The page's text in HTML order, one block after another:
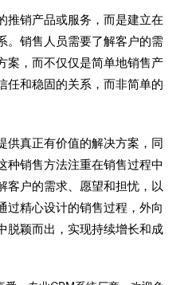
推销产品或服务，而是建立在
。销售人员需要了解客户的需
案，而不仅仅是简单地销售产
任和稳固的关系，而非简单的
供真正有价值的解决方案，同
种销售方法注重在销售过程中
客户的需求、愿望和担忧，以
过精心设计的销售过程，外向
脱颖而出，实现持续增长和成